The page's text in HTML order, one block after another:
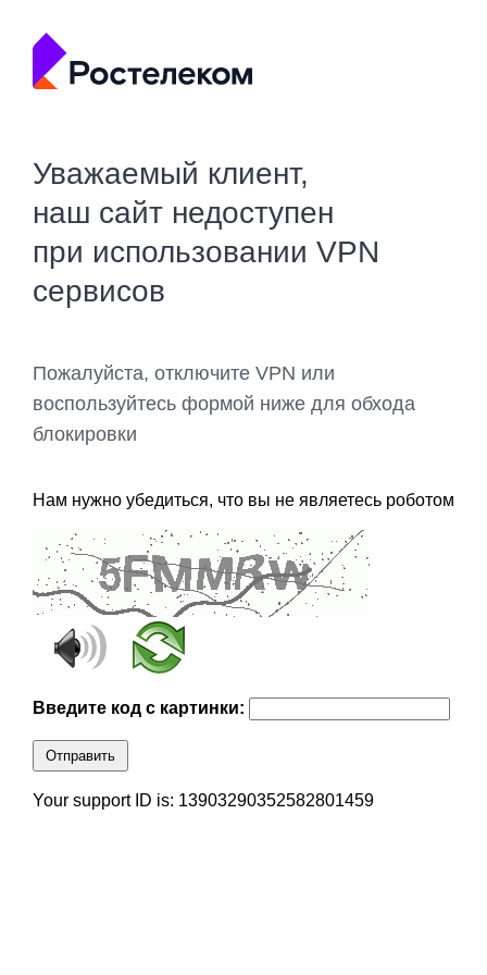
Уважаемый клиент,
наш сайт недоступен
при использовании VPN
сервисов
Пожалуйста, отключите VPN или
воспользуйтесь формой ниже для обхода
блокировки
Нам нужно убедиться, что вы не являетесь роботом
Введите код с картинки:
Отправить
Your support ID is: 13903290352582801459